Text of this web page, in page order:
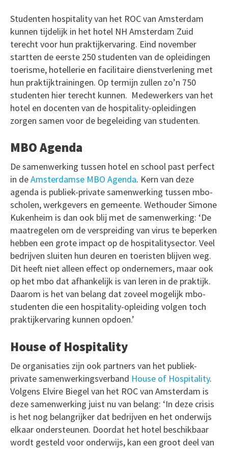
Studenten hospitality van het ROC van Amsterdam
kunnen tijdelijk in het hotel NH Amsterdam Zuid
terecht voor hun praktijkervaring. Eind november
startten de eerste 250 studenten van de opleidingen
toerisme, hotellerie en facilitaire dienstverlening met
hun praktijktrainingen. Op termijn zullen zo’n 750
studenten hier terecht kunnen. Medewerkers van het
hotel en docenten van de hospitality-opleidingen
zorgen samen voor de begeleiding van studenten.
MBO Agenda
De samenwerking tussen hotel en school past perfect
in deAmsterdamse MBO Agenda. Kern van deze
agenda is publiek-private samenwerking tussen mbo-
scholen, werkgevers en gemeente. Wethouder Simone
Kukenheim is dan ook blij met de samenwerking: ‘De
maatregelen om de verspreiding van virus te beperken
hebben een grote impact op de hospitalitysector. Veel
bedrijven sluiten hun deuren en toeristen blijven weg.
Dit heeft niet alleen effect op ondernemers, maar ook
op het mbo dat afhankelijk is van leren in de praktijk.
Daarom is het van belang dat zoveel mogelijk mbo-
studenten die een hospitality-opleiding volgen toch
praktijkervaring kunnen opdoen.’
House of Hospitality
De organisaties zijn ook partners van het publiek-
private samenwerkingsverband House of Hospitality.
Volgens Elvire Biegel van het ROC van Amsterdam is
deze samenwerking juist nu van belang: ‘In deze crisis
is het nog belangrijker dat bedrijven en het onderwijs
elkaar ondersteunen. Doordat het hotel beschikbaar
wordt gesteld voor onderwijs, kan een groot deel van